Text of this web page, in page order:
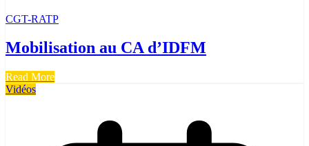
CGT-RATP
Mobilisation au CA d’IDFM
Read More
Vidéos